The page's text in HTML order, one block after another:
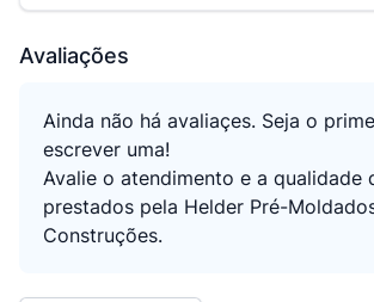
Avaliações
Ainda não há avaliaçes. Seja o
escrever uma!
Avalie o atendimento e a qualidade
prestados pela Helder Pré-
Construções.